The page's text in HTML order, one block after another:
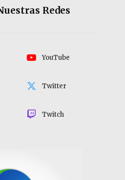
Redes
YouTube
Twitter
Twitch